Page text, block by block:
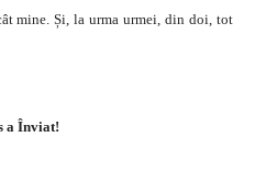
mine. Și, la urma urmei, din doi, tot
a Înviat!